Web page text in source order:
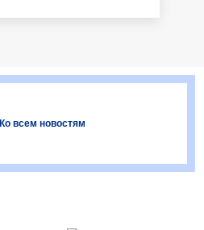
Ко всем новостям